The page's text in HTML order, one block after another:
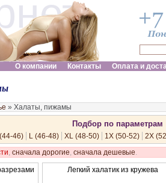
О компании
Контакты Оплата и
» Халаты, пижамы
Подбор по параметрам
46) L (46-48) XL (48-50) 1X (50-52)
2X
, сначала дорогие, сначала дешевые.
Легкий халатик из кружева